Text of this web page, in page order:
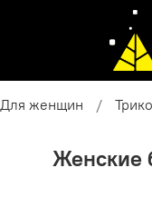
Для женщин
Женские